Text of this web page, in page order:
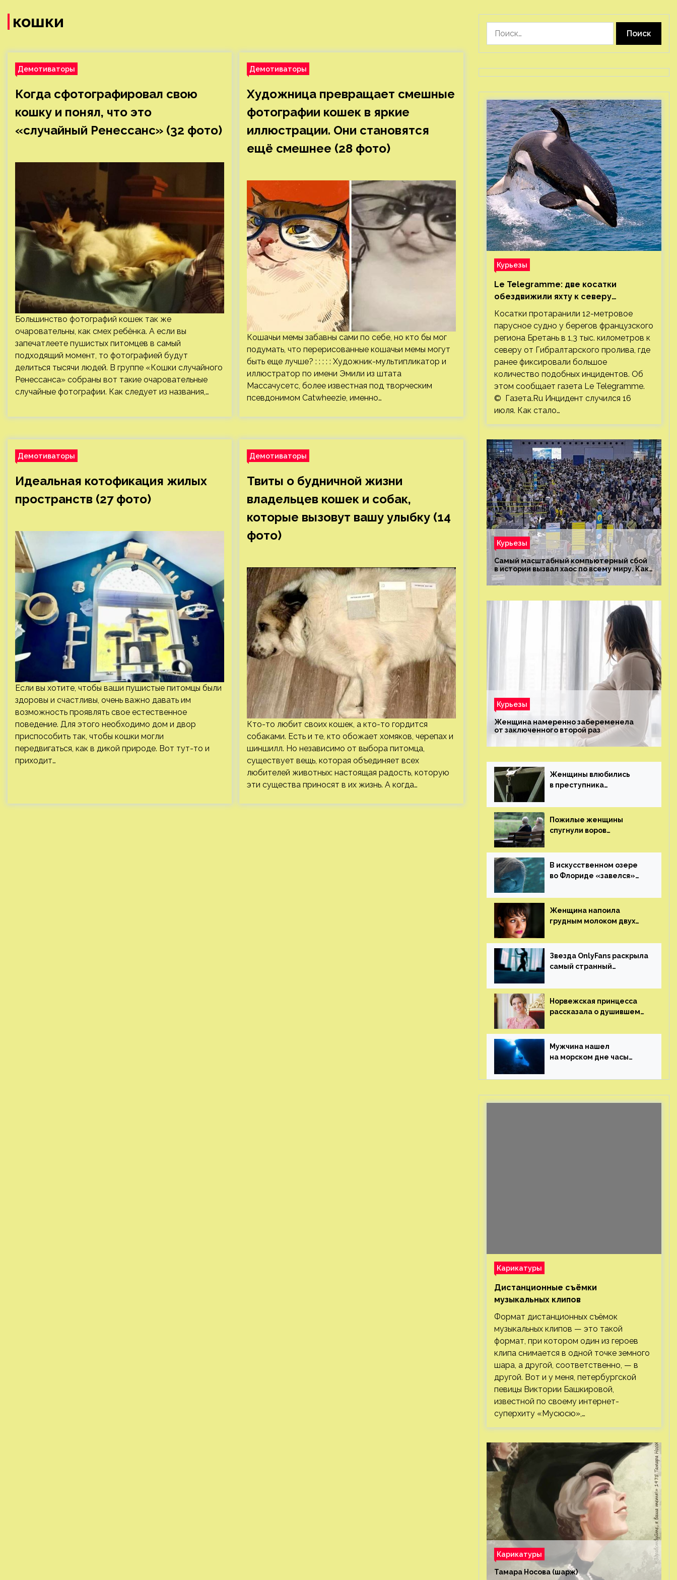
кошки
Демотиваторы
Когда сфотографировал свою
кошку и понял, что это
«случайный Ренессанс» (32 фото)
Большинство фотографий кошек так же
очаровательны, как смех ребёнка. А если вы
запечатлеете пушистых питомцев в самый
подходящий момент, то фотографией будут
делиться тысячи людей. В группе «Кошки случайного
Ренессанса» собраны вот такие очаровательные
случайные фотографии. Как следует из названия,…
Демотиваторы
Художница превращает смешные
фотографии кошек в яркие
иллюстрации. Они становятся
ещё смешнее (28 фото)
Кошачьи мемы забавны сами по себе, но кто бы мог
подумать, что перерисованные кошачьи мемы могут
быть еще лучше? : : : : : Художник-мультипликатор и
иллюстратор по имени Эмили из штата
Массачусетс, более известная под творческим
псевдонимом Catwheezie, именно…
Демотиваторы
Идеальная котофикация жилых
пространств (27 фото)
Если вы хотите, чтобы ваши пушистые питомцы были
здоровы и счастливы, очень важно давать им
возможность проявлять свое естественное
поведение. Для этого необходимо дом и двор
приспособить так, чтобы кошки могли
передвигаться, как в дикой природе. Вот тут-то и
приходит…
Демотиваторы
Твиты о будничной жизни
владельцев кошек и собак,
которые вызовут вашу улыбку (14
фото)
Кто-то любит своих кошек, а кто-то гордится
собаками. Есть и те, кто обожает хомяков, черепах и
шиншилл. Но независимо от выбора питомца,
существует вещь, которая объединяет всех
любителей животных: настоящая радость, которую
эти существа приносят в их жизнь. А когда…
Курьезы
Le Telegramme: две косатки
обездвижили яхту к северу
от Гибралтарского пролива
Косатки протаранили 12-метровое
парусное судно у берегов французского
региона Бретань в 1,3 тыс. километров к
северу от Гибралтарского пролива, где
ранее фиксировали большое
количество подобных инцидентов. Об
этом сообщает газета Le Telegramme.
© Газета.Ru Инцидент случился 16
июля. Как стало…
Курьезы
Самый масштабный компьютерный сбой
в истории вызвал хаос по всему миру. Как
это было?
Курьезы
Женщина намеренно забеременела
от заключенного второй раз
Женщины влюбились
в преступника
судью сохранить ему
жизнь
Пожилые женщины
спугнули воров
В искусственном озере
во Флориде «завелся»
Женщина напоила
грудным молоком двух
Звезда OnlyFans раскрыла
самый странный
от фаната
Норвежская принцесса
рассказала о душившем
генерала
Мужчина нашел
на морском дне часы
рублей с помощью
Карикатуры
Дистанционные съёмки
музыкальных клипов⁠⁠
Формат дистанционных съёмок
музыкальных клипов — это такой
формат, при котором один из героев
клипа снимается в одной точке земного
шара, а другой, соответственно, — в
другой. Вот и у меня, петербургской
певицы Виктории Башкировой,
известной по своему интернет-
суперхиту «Мусюсю»,…
Карикатуры
Тамара Носова (шарж)⁠⁠